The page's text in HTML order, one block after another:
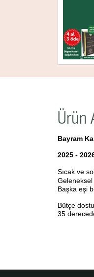
Ürün
Bayram
2025 -
Sıcak ve
Geleneksel
Başka eşi
Bütçe dostu
35